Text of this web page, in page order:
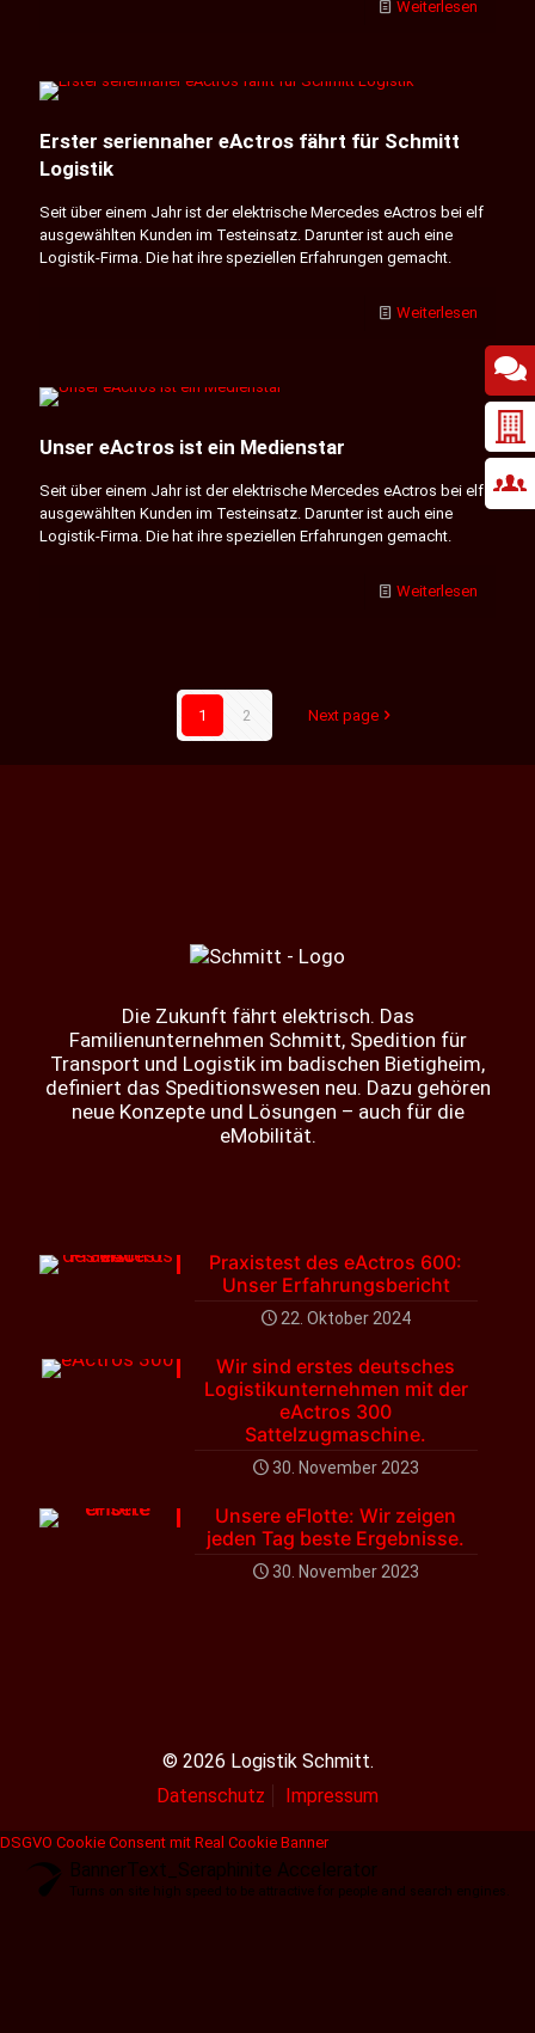
Weiterlesen
Erster seriennaher eActros fährt für Schmitt
Logistik
Seit über einem Jahr ist der elektrische Mercedes eActros bei elf
ausgewählten Kunden im Testeinsatz. Darunter ist auch eine
Logistik-Firma. Die hat ihre speziellen Erfahrungen gemacht.
Weiterlesen
Unser eActros ist ein Medienstar
Seit über einem Jahr ist der elektrische Mercedes eActros bei elf
ausgewählten Kunden im Testeinsatz. Darunter ist auch eine
Logistik-Firma. Die hat ihre speziellen Erfahrungen gemacht.
Weiterlesen
1 2 Next page
Die Zukunft fährt elektrisch. Das
Familienunternehmen Schmitt, Spedition für
Transport und Logistik im badischen Bietigheim,
definiert das Speditionswesen neu. Dazu gehören
neue Konzepte und Lösungen – auch für die
eMobilität.
Praxistest des eActros 600:
Unser Erfahrungsbericht
22. Oktober 2024
Wir sind erstes deutsches
Logistikunternehmen mit der
eActros 300
Sattelzugmaschine.
30. November 2023
Unsere eFlotte: Wir zeigen
jeden Tag beste Ergebnisse.
30. November 2023
© 2026 Logistik Schmitt.
Datenschutz
Impressum
DSGVO Cookie Consent mit Real Cookie Banner
BannerText_Seraphinite Accelerator
Turns on site high speed to be attractive for people and search engines.